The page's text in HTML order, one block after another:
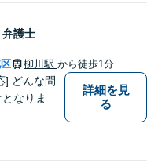
を良い方
ができる
します。
弁護士
柳川駅 から徒歩1分
] どんな問
なりま
詳細を見
る